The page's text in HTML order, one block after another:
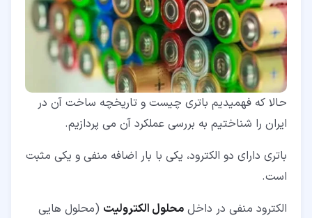
حالا که فهمیدیم باتری چیست و تاریخچه ساخت آن در
ایران را شناختیم به بررسی عملکرد آن می پردازیم.
باتری دارای دو الکترود، یکی با بار اضافه منفی و یکی مثبت
است.
الکترود منفی در داخل محلول الکترولیت (محلول هایی